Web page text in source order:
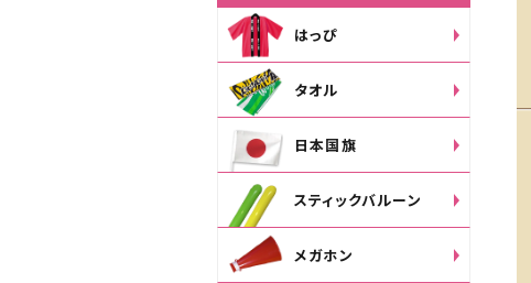
はっぴ
タオル
日本国旗
スティックバルーン
メガホン